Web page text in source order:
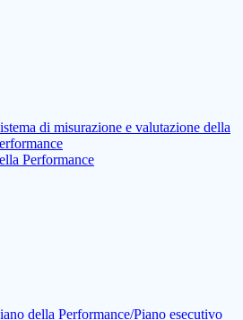
di misurazione e valutazione della
Performance
della Performance/Piano esecutivo